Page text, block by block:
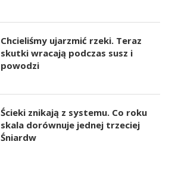
Chcieliśmy ujarzmić rzeki. Teraz
skutki wracają podczas susz i
powodzi
Ścieki znikają z systemu. Co roku
skala dorównuje jednej trzeciej
Śniardw